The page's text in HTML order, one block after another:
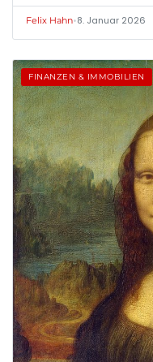
Felix Hahn•8. Januar 2026
FINANZEN & IMMOBILIEN